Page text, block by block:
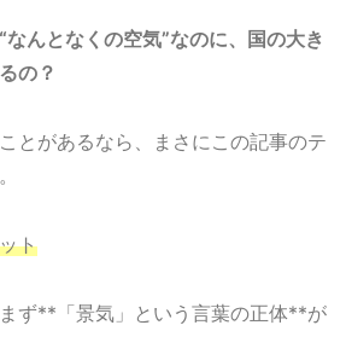
んとなくの空気”なのに、国の大き
の？
とがあるなら、まさにこの記事のテ
ト
ず**「景気」という言葉の正体**が